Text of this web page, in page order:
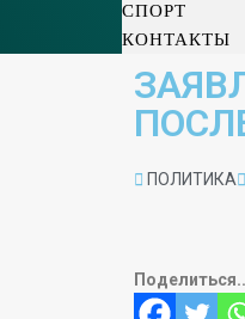
СПОРТ
КОНТАКТЫ
ПОЛИТИКА